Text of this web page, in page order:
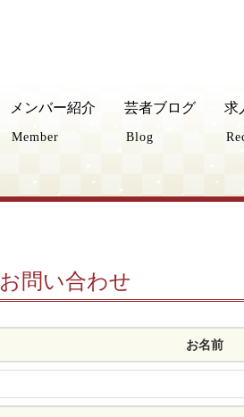
メンバー紹介
Member
芸者ブログ
Blog
求
お問い合わせ
お名前